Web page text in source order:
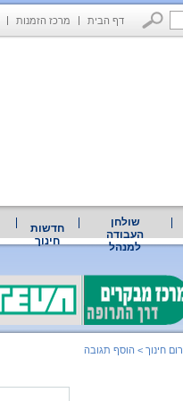
דף הבית מרכז הזמנות
שולחן
העבודה
למנהל
חדשות
חינוך
חינוך > הוסף תגובה